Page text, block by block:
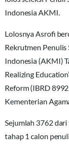
Indonesia AKMI.
Lolosnya Asrofi
Rekrutmen Penulis
Indonesia (AKMI)
Realizing
Reform (IBRD
Kementerian
Sejumlah 3762
tahap 1 calon